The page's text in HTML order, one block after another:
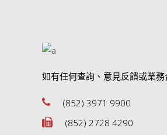
如有任何查詢、意見反饋或業
(852) 3971 9900
(852) 2728 4290